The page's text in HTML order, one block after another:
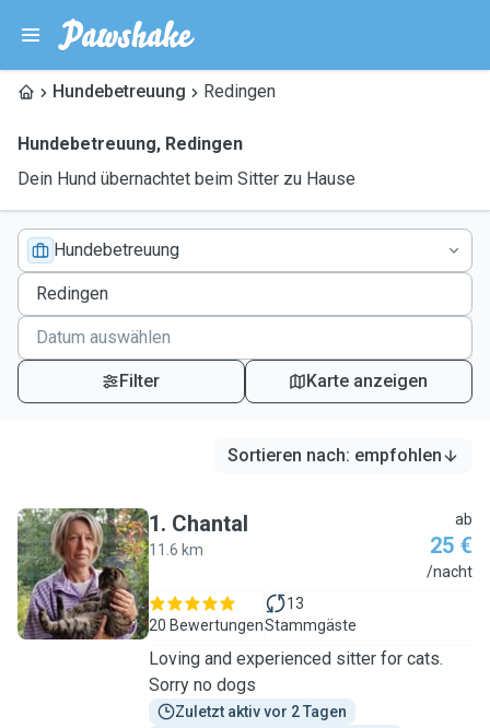
Hundebetreuung Redingen
Hundebetreuung, Redingen
Dein Hund übernachtet beim Sitter zu Hause
Hundebetreuung
Filter Karte anzeigen
Sortieren nach: empfohlen
C
1. Chantal
11.6 km
ab
25 €
/nacht
20 Bewertungen
13
Stammgäste
Loving and experienced sitter for cats.
Sorry no dogs
Zuletzt aktiv vor 2 Tagen